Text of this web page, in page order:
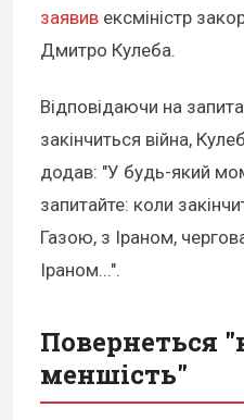
заявив ексміністр
Дмитро Кулеба.
Відповідаючи на
закінчиться війна,
додав: "У будь-який
запитайте: коли
Газою, з Іраном,
Іраном...".
Повернеться
меншість"